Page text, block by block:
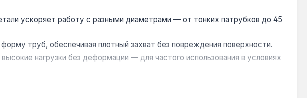
ускоряет работу с разными диаметрами — от тонких патрубков до 45
труб, обеспечивая плотный захват без повреждения поверхности.
нагрузки без деформации — для частого использования в условиях